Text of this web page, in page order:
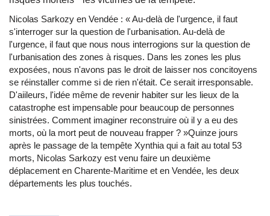
Nicolas Sarkozy en Vendée : « Au-delà de l'urgence, il faut
s'interroger sur la question de l'urbanisation. Au-delà de
l'urgence, il faut que nous nous interrogions sur la question de
l'urbanisation des zones à risques. Dans les zones les plus
exposées, nous n'avons pas le droit de laisser nos concitoyens
se réinstaller comme si de rien n'était. Ce serait irresponsable.
D'aiileurs, l'idée même de revenir habiter sur les lieux de la
catastrophe est impensable pour beaucoup de personnes
sinistrées. Comment imaginer reconstruire où il y a eu des
morts, où la mort peut de nouveau frapper ? »Quinze jours
après le passage de la tempête Xynthia qui a fait au total 53
morts, Nicolas Sarkozy est venu faire un deuxième
déplacement en Charente-Maritime et en Vendée, les deux
départements les plus touchés.